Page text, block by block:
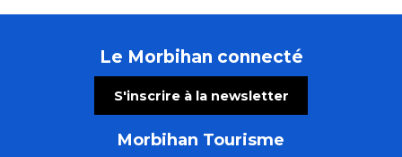
Le Morbihan connecté
S'inscrire à la newsletter
Morbihan Tourisme